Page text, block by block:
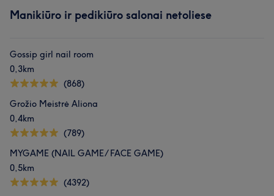
Manikiūro ir pedikiūro salonai netoliese
Gossip girl nail room
0,3km
(868)
Grožio Meistrė Aliona
0,4km
(789)
MYGAME (NAIL GAME/ FACE GAME)
0,5km
(4392)